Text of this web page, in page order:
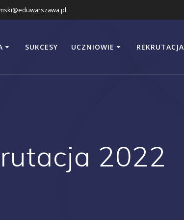
SUKCESY UCZNIOWIE REKRUTACJA
2022